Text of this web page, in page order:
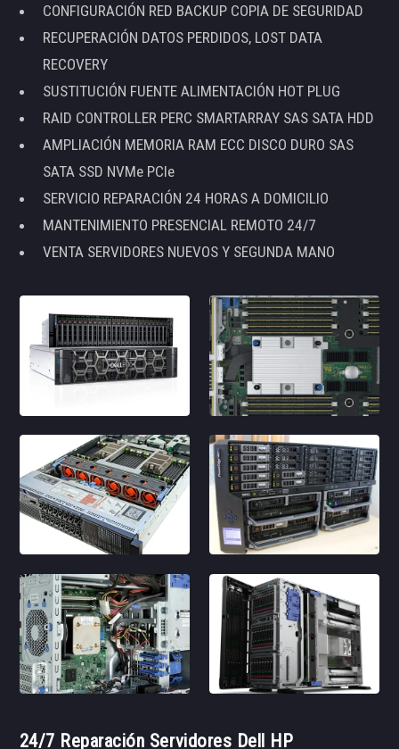
CONFIGURACIÓN RED BACKUP COPIA DE SEGURIDAD
RECUPERACIÓN DATOS PERDIDOS, LOST DATA
RECOVERY
SUSTITUCIÓN FUENTE ALIMENTACIÓN HOT PLUG
RAID CONTROLLER PERC SMARTARRAY SAS SATA HDD
AMPLIACIÓN MEMORIA RAM ECC DISCO DURO SAS
SATA SSD NVMe PCIe
SERVICIO REPARACIÓN 24 HORAS A DOMICILIO
MANTENIMIENTO PRESENCIAL REMOTO 24/7
VENTA SERVIDORES NUEVOS Y SEGUNDA MANO
24/7 Reparación Servidores Dell HP